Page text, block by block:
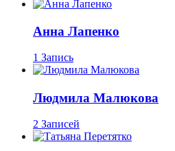
Анна Лапенко
1 Запись
Людмила Малюкова
2 Записей